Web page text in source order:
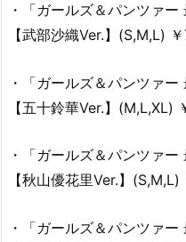
・「ガールズ＆パンツァ
【武部沙織Ver.】(S,M,L)
・「ガールズ＆パンツァ
【五十鈴華Ver.】(M,L,XL)
・「ガールズ＆パンツァ
【秋山優花里Ver.】
・「ガールズ＆パンツァ